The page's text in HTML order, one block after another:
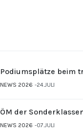
Podiumsplätze beim
NEWS 2026 24.JULI
ÖM der
NEWS 2026 07.JULI